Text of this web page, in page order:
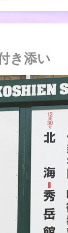
き添い